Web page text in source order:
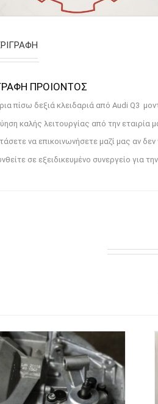
πίσω δεξιά κλειδαριά από Audi Q3
καλής λειτουργίας από την εταιρία
να επικοινωνήσετε μαζί μας αν
σε εξειδικευμένο συνεργείο για